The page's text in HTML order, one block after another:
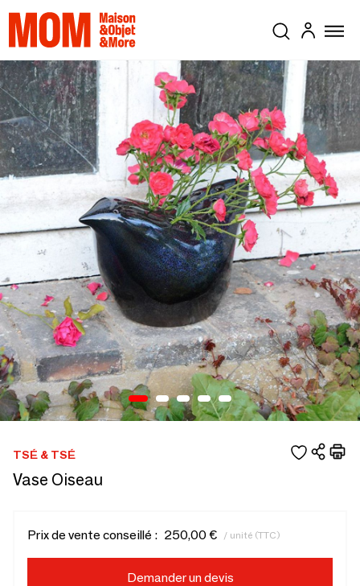
TSÉ & TSÉ
Vase Oiseau
Prix de vente conseillé : 250,00 € / unité (TTC)
Demander un devis